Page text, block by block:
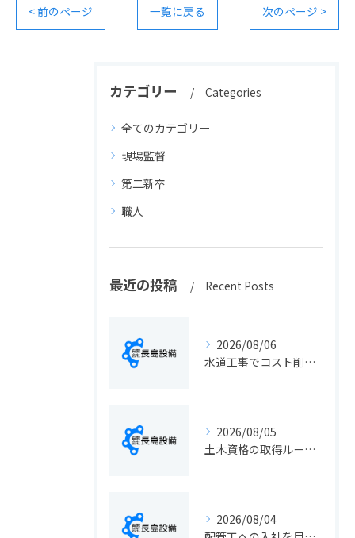
< 前のページ 一覧に戻る 次のページ >
カテゴリー Categories
全てのカテゴリー
現場監督
第二新卒
職人
最近の投稿 Recent Posts
2026/08/06
水道工事でコスト削減を実現する静岡県静岡市の手続きと費用見直しポイント
2026/08/05
土木資格の取得ルートや静岡県静岡市でのキャリアアップ戦略を現実的に解説
2026/08/04